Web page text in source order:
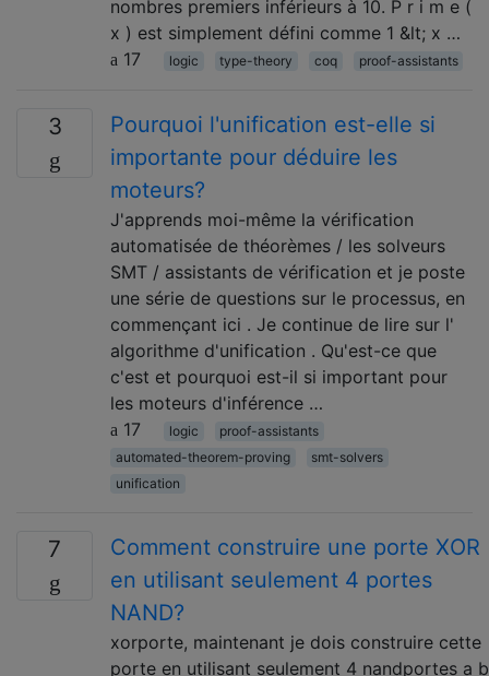
nombres premiers inférieurs à 10. P r i m e (
x ) est simplement défini comme 1 &lt; x …
17
logic type-theory coq proof-assistants
3
Pourquoi l'unification est-elle si
importante pour déduire les
moteurs?
J'apprends moi-même la vérification
automatisée de théorèmes / les solveurs
SMT / assistants de vérification et je poste
une série de questions sur le processus, en
commençant ici . Je continue de lire sur l'
algorithme d'unification . Qu'est-ce que
c'est et pourquoi est-il si important pour
les moteurs d'inférence …
17
logic
proof-assistants
automated-theorem-proving
smt-solvers
unification
7
Comment construire une porte XOR
en utilisant seulement 4 portes
NAND?
xorporte, maintenant je dois construire cette
porte en utilisant seulement 4 nandportes a b